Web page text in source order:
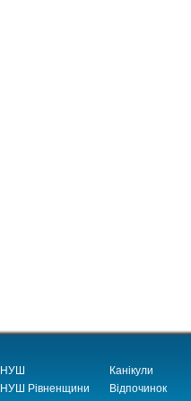
НУШ
НУШ Рівненщини
Канікули
Відпочинок